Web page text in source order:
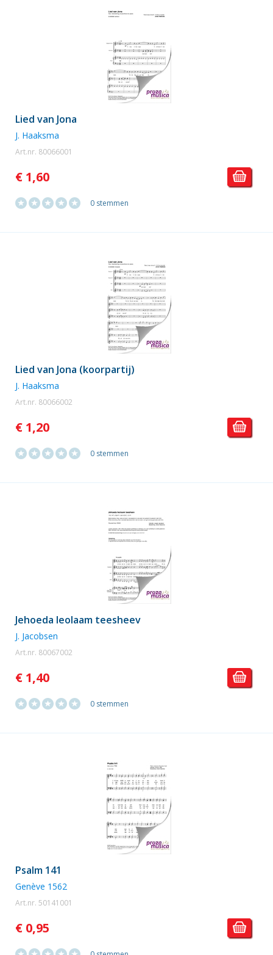
Lied van Jona
J. Haaksma
Art.nr. 80066001
€ 1,60
0 stemmen
Lied van Jona (koorpartij)
J. Haaksma
Art.nr. 80066002
€ 1,20
0 stemmen
Jehoeda leolaam teesheev
J. Jacobsen
Art.nr. 80067002
€ 1,40
0 stemmen
Psalm 141
Genève 1562
Art.nr. 50141001
€ 0,95